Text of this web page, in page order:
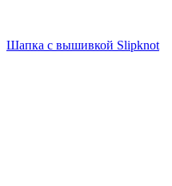
Шапка с вышивкой Slipknot